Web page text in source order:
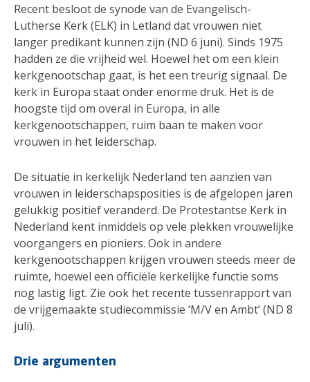
Recent besloot de synode van de Evangelisch-
Lutherse Kerk (ELK) in Letland dat vrouwen niet
langer predikant kunnen zijn (ND 6 juni). Sinds 1975
hadden ze die vrijheid wel. Hoewel het om een klein
kerkgenootschap gaat, is het een treurig signaal. De
kerk in Europa staat onder enorme druk. Het is de
hoogste tijd om overal in Europa, in alle
kerkgenootschappen, ruim baan te maken voor
vrouwen in het leiderschap.
De situatie in kerkelijk Nederland ten aanzien van
vrouwen in leiderschapsposities is de afgelopen jaren
gelukkig positief veranderd. De Protestantse Kerk in
Nederland kent inmiddels op vele plekken vrouwelijke
voorgangers en pioniers. Ook in andere
kerkgenootschappen krijgen vrouwen steeds meer de
ruimte, hoewel een officiële kerkelijke functie soms
nog lastig ligt. Zie ook het recente tussenrapport van
de vrijgemaakte studiecommissie ‘M/V en Ambt’ (ND 8
juli).
Drie argumenten